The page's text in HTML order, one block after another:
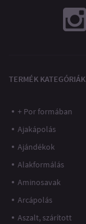
TERMÉK KATEGÓRIÁK
+ Por formában
Ajakápolás
Ajándékok
Alakformálás
Aminosavak
Arcápolás
Aszalt, szárított